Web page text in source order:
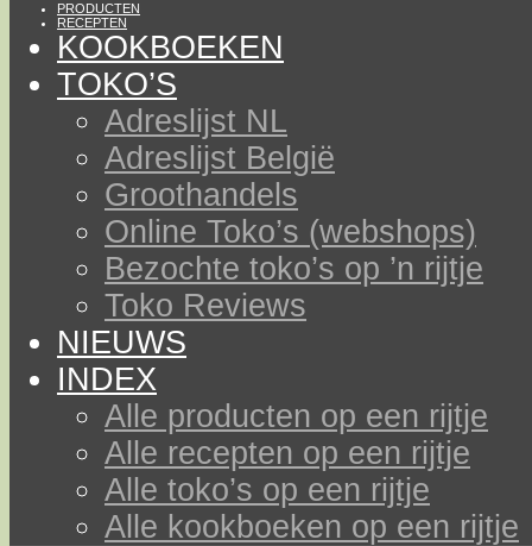
PRODUCTEN
RECEPTEN
KOOKBOEKEN
TOKO’S
Adreslijst NL
Adreslijst België
Groothandels
Online Toko’s (webshops)
Bezochte toko’s op ’n rijtje
Toko Reviews
NIEUWS
INDEX
Alle producten op een rijtje
Alle recepten op een rijtje
Alle toko’s op een rijtje
Alle kookboeken op een rijtje